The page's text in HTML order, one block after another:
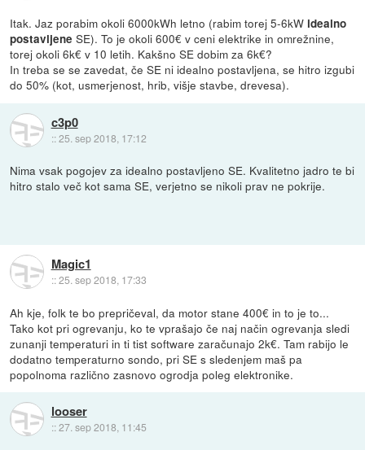
Itak. Jaz porabim okoli 6000kWh letno (rabim torej 5-6kW idealno
postavljene SE). To je okoli 600€ v ceni elektrike in omrežnine,
torej okoli 6k€ v 10 letih. Kakšno SE dobim za 6k€?
In treba se se zavedat, če SE ni idealno postavljena, se hitro izgubi
do 50% (kot, usmerjenost, hrib, višje stavbe, drevesa).
c3p0
::25. sep 2018, 17:12
Nima vsak pogojev za idealno postavljeno SE. Kvalitetno jadro te bi
hitro stalo več kot sama SE, verjetno se nikoli prav ne pokrije.
Magic1
::25. sep 2018, 17:33
Ah kje, folk te bo prepričeval, da motor stane 400€ in to je to...
Tako kot pri ogrevanju, ko te vprašajo če naj način ogrevanja sledi
zunanji temperaturi in ti tist software zaračunajo 2k€. Tam rabijo le
dodatno temperaturno sondo, pri SE s sledenjem maš pa
popolnoma različno zasnovo ogrodja poleg elektronike.
looser
::27. sep 2018, 11:45